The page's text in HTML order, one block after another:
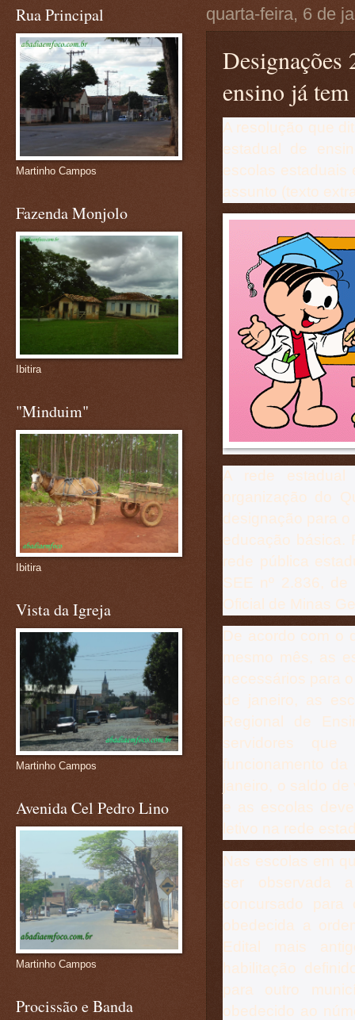
quarta-feira, 6 de
Designações
ensino já
A resolução que
estadual de
escolas estaduais
assunto (texto
A rede
organização do
designação para
educação básica.
rede pública
SEE nº 2.836,
Oficial de Minas
De acordo com o
mesmo mês, as
necessários para
de janeiro, as
Regional de
servidores que
funcionamento
janeiro, o saldo
e as escolas
letivo na rede
Nas escolas em
ser observada
concursado
obedecida a
Edital mais
habilitação
para outro
obedecido ao
Rua Principal
Martinho Campos
Fazenda Monjolo
Ibitira
"Minduim"
Ibitira
Vista da Igreja
Martinho Campos
Avenida Cel Pedro Lino
Martinho Campos
Procissão e Banda